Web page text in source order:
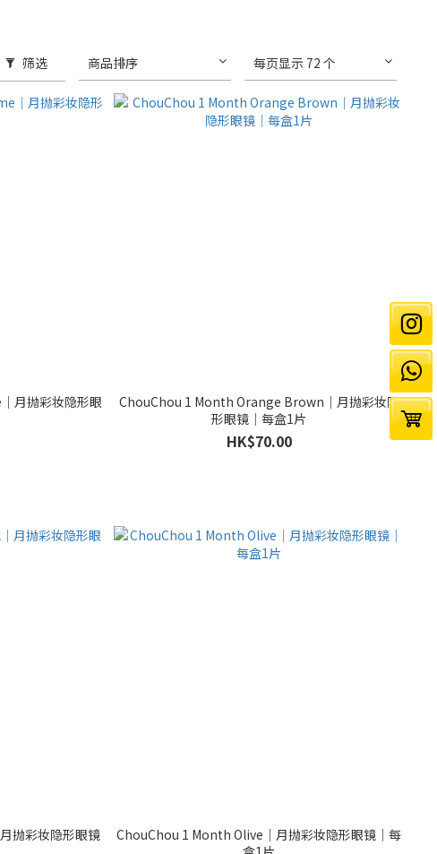
筛选
商品排序 每页显示 72 个
月抛彩妆隐形眼
ChouChou 1 Month Orange Brown｜月抛彩妆隐
形眼镜｜每盒1片
HK$70.00
抛彩妆隐形眼镜
ChouChou 1 Month Olive｜月抛彩妆隐形眼镜｜每